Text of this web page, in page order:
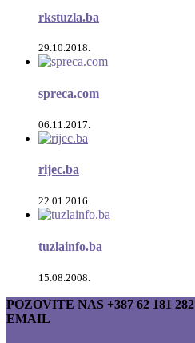
rkstuzla.ba
29.10.2018.
spreca.com
06.11.2017.
rijec.ba
22.01.2016.
tuzlainfo.ba
15.08.2008.
POZOVITE NAS +387 62 181 282
EMAIL